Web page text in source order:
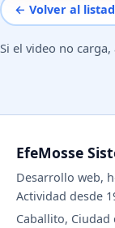
← Volver al
Si el video no
EfeMosse
Desarrollo web,
Actividad desde
Caballito, Ciudad